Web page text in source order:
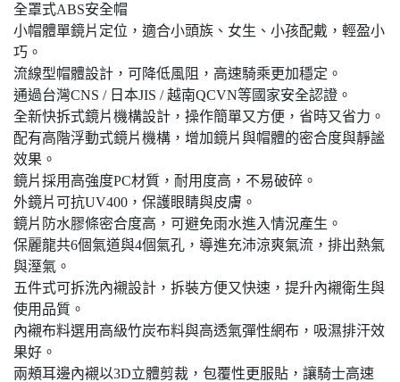
全罩式ABS安全帽
小帽體單鏡片定位，適合小頭族、女生、小孩配戴，輕盈小
巧。
流線型帽體設計，可降低風阻，高速騎乘更加穩定。
通過台灣CNS / 日本JIS / 越南QCVN等國家安全認證。
全新快拆式鏡片機構設計，操作簡單又方便，省時又省力。
配有高階浮動式鏡片機構，增加鏡片與帽體的密合度與靜謐
效果。
鏡片採用高強度PC材質，耐用度高，不易破碎。
外鏡片可抗UV400，保護眼睛與皮膚。
鏡片防水膠條密合度高，可避免雨水進入情況產生。
保麗龍共6個氣道與4個氣孔，導進充沛涼爽氣流，排出熱氣
與溼氣。
五件式可拆洗內襯設計，拆裝方便又快速，提升內襯衛生與
使用品質。
內襯布料選用高級竹炭布料與高透氣彈性網布，吸濕排汗效
果好。
兩頰耳邊內襯以3D立體剪裁，包覆性更服貼，讓騎士高速